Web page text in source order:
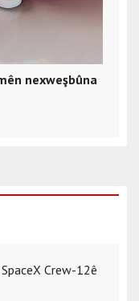
nexweşbûna
Crew-12ê